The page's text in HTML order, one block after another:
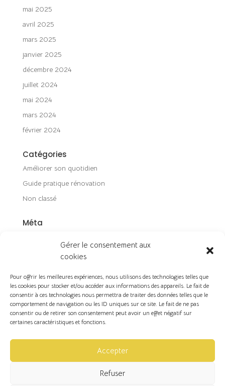
Gérer le consentement aux
cookies
Pour offrir les meilleures expériences, nous utilisons des technologies telles que
les cookies pour stocker et/ou accéder aux informations des appareils. Le fait de
consentir à ces technologies nous permettra de traiter des données telles que le
comportement de navigation ou les ID uniques sur ce site. Le fait de ne pas
consentir ou de retirer son consentement peut avoir un effet négatif sur
certaines caractéristiques et fonctions.
Accepter
Refuser
mai 2025
avril 2025
mars 2025
janvier 2025
décembre 2024
juillet 2024
mai 2024
mars 2024
février 2024
Catégories
Améliorer son quotidien
Guide pratique rénovation
Non classé
Méta
Flux des publications
Site de WordPress-FR
Copyright ©2026 | VL Design d'espace & Décoration
Politique de cookies (UE)